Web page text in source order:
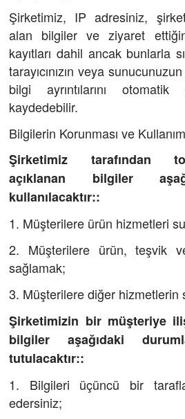
Şirketimiz, IP adresiniz,
alan bilgiler ve ziyaret
kayıtları dahil ancak bunlarla
tarayıcınızın veya
bilgi ayrıntılarını
kaydedebilir.
Bilgilerin Korunması ve
Şirketimiz tarafından
açıklanan bilgiler
kullanılacaktır::
1. Müşterilere ürün hizmetleri
2. Müşterilere ürün, teşvik
sağlamak;
3. Müşterilere diğer hizmetlerin
Şirketimizin bir müşteriye
bilgiler aşağıdaki
tutulacaktır::
1. Bilgileri üçüncü bir
edersiniz;